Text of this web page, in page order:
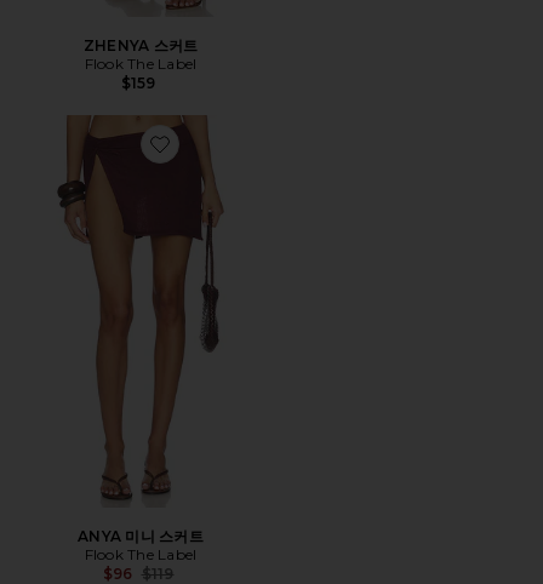
ZHENYA 스커트
Flook The Label
$159
Favorite ANYA 미니 스커트
ANYA 미니 스커트
Flook The Label
$96 Previous price:
$119